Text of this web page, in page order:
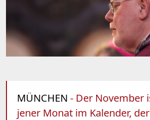
MÜNCHEN - Der November
jener Monat im Kalender,